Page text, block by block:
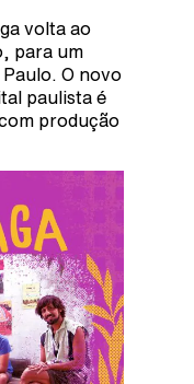
volta ao
para um
O novo
paulista é
produção